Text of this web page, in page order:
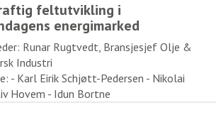
feltutvikling i
energimarked
Runar Rugtvedt, Bransjesjef Olje &
Industri
- Karl Eirik Schjøtt-Pedersen - Nikolai
Hovem - Idun Bortne